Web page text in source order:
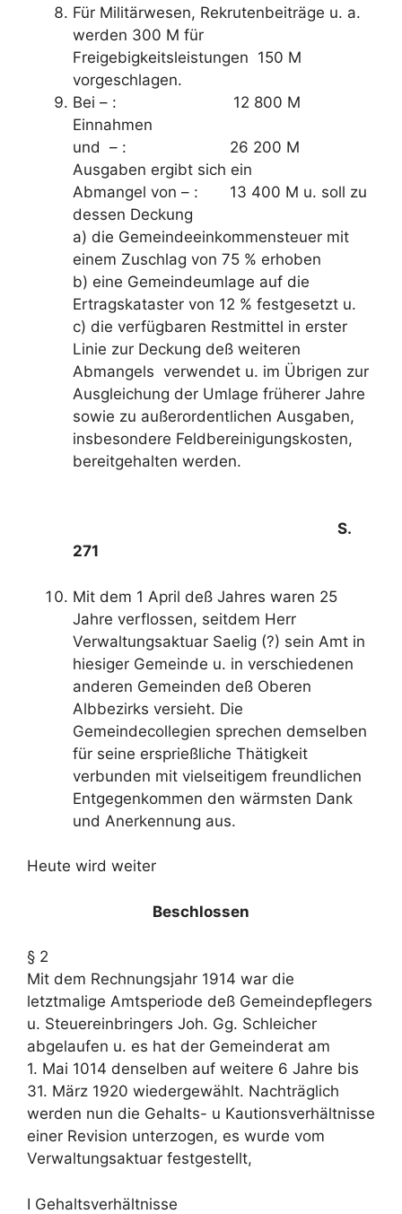
Für Militärwesen, Rekrutenbeiträge u. a.
werden 300 M für
Freigebigkeitsleistungen 150 M
vorgeschlagen.
Bei – : 12 800 M
Einnahmen
und – : 26 200 M
Ausgaben ergibt sich ein
Abmangel von – : 13 400 M u. soll zu
dessen Deckung
a) die Gemeindeeinkommensteuer mit
einem Zuschlag von 75 % erhoben
b) eine Gemeindeumlage auf die
Ertragskataster von 12 % festgesetzt u.
c) die verfügbaren Restmittel in erster
Linie zur Deckung deß weiteren
Abmangels verwendet u. im Übrigen zur
Ausgleichung der Umlage früherer Jahre
sowie zu außerordentlichen Ausgaben,
insbesondere Feldbereinigungskosten,
bereitgehalten werden.
S.
271
Mit dem 1 April deß Jahres waren 25
Jahre verflossen, seitdem Herr
Verwaltungsaktuar Saelig (?) sein Amt in
hiesiger Gemeinde u. in verschiedenen
anderen Gemeinden deß Oberen
Albbezirks versieht. Die
Gemeindecollegien sprechen demselben
für seine ersprießliche Thätigkeit
verbunden mit vielseitigem freundlichen
Entgegenkommen den wärmsten Dank
und Anerkennung aus.
Heute wird weiter
Beschlossen
§ 2
Mit dem Rechnungsjahr 1914 war die
letztmalige Amtsperiode deß Gemeindepflegers
u. Steuereinbringers Joh. Gg. Schleicher
abgelaufen u. es hat der Gemeinderat am
1. Mai 1014 denselben auf weitere 6 Jahre bis
31. März 1920 wiedergewählt. Nachträglich
werden nun die Gehalts- u Kautionsverhältnisse
einer Revision unterzogen, es wurde vom
Verwaltungsaktuar festgestellt,
I Gehaltsverhältnisse